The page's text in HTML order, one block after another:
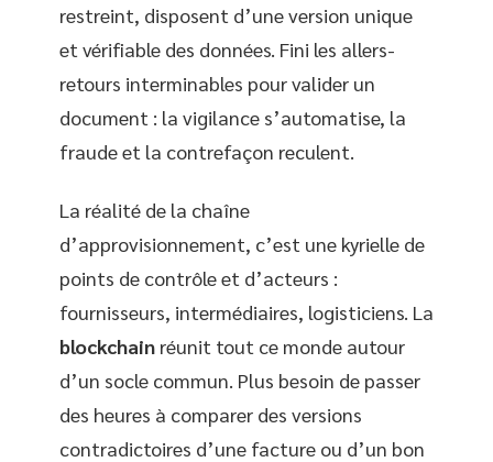
restreint, disposent d’une version unique
et vérifiable des données. Fini les allers-
retours interminables pour valider un
document : la vigilance s’automatise, la
fraude et la contrefaçon reculent.
La réalité de la chaîne
d’approvisionnement, c’est une kyrielle de
points de contrôle et d’acteurs :
fournisseurs, intermédiaires, logisticiens. La
blockchain réunit tout ce monde autour
d’un socle commun. Plus besoin de passer
des heures à comparer des versions
contradictoires d’une facture ou d’un bon